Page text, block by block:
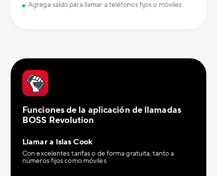
Agrega saldo para llamar a teléfonos fijos o móviles
Funciones de la aplicación de llamadas
BOSS Revolution
Llamar a Islas Cook
Con excelentes tarifas o de forma gratuita, tanto a
números fijos como móviles